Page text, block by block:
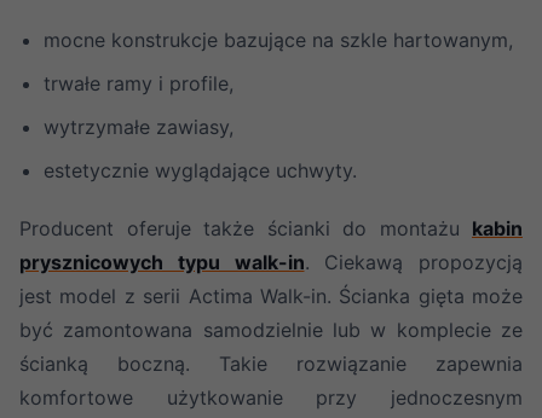
mocne konstrukcje bazujące na szkle hartowanym,
trwałe ramy i profile,
wytrzymałe zawiasy,
estetycznie wyglądające uchwyty.
Producent oferuje także ścianki do montażu kabin
prysznicowych typu walk-in. Ciekawą propozycją
jest model z serii Actima Walk-in. Ścianka gięta może
być zamontowana samodzielnie lub w komplecie ze
ścianką boczną. Takie rozwiązanie zapewnia
komfortowe użytkowanie przy jednoczesnym